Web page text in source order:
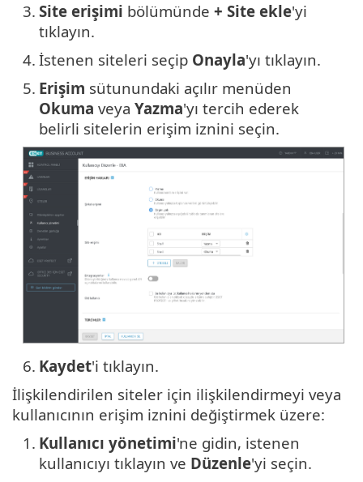
3. Site erişimi bölümünde + Site ekle'yi
tıklayın.
4. İstenen siteleri seçip Onayla'yı tıklayın.
5. Erişim sütunundaki açılır menüden
Okuma veya Yazma'yı tercih ederek
belirli sitelerin erişim iznini seçin.
6. Kaydet'i tıklayın.
İlişkilendirilen siteler için ilişkilendirmeyi veya
kullanıcının erişim iznini değiştirmek üzere:
1. Kullanıcı yönetimi'ne gidin, istenen
kullanıcıyı tıklayın ve Düzenle'yi seçin.